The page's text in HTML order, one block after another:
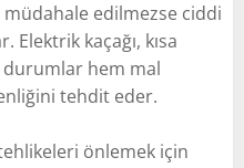
müdahale edilmezse ciddi
Elektrik kaçağı, kısa
durumlar hem mal
tehdit eder.
önlemek için